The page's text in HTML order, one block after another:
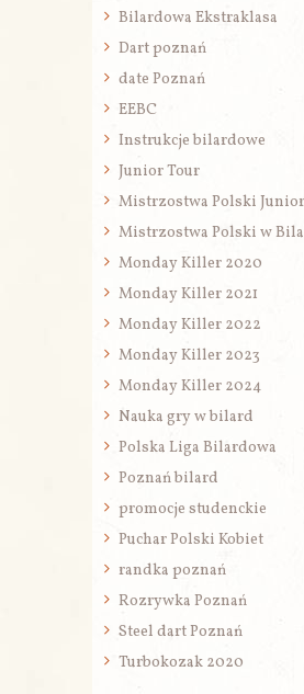
Bilardowa Ekstraklasa
Dart poznań
date Poznań
EEBC
Instrukcje bilardowe
Junior Tour
Mistrzostwa Polski
Mistrzostwa Polski w
Monday Killer 2020
Monday Killer 2021
Monday Killer 2022
Monday Killer 2023
Monday Killer 2024
Nauka gry w bilard
Polska Liga Bilardowa
Poznań bilard
promocje studenckie
Puchar Polski Kobiet
randka poznań
Rozrywka Poznań
Steel dart Poznań
Turbokozak 2020